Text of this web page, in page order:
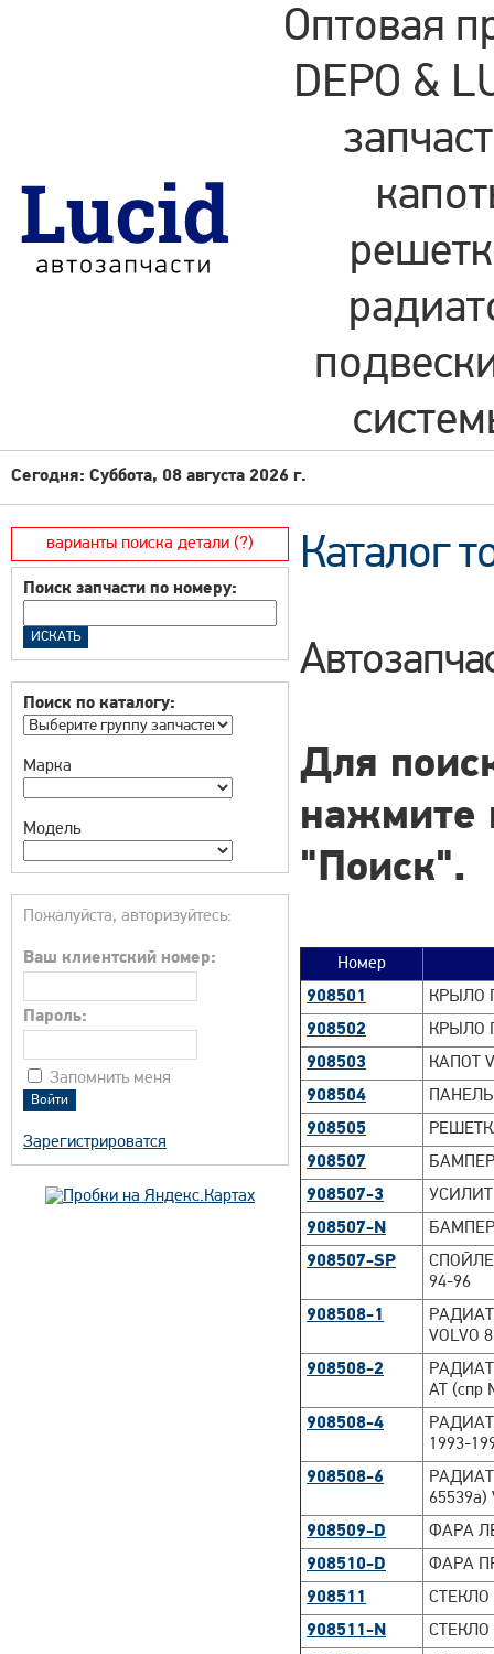
Оптовая
DEPO &
Сегодня: Суббота, 08 августа 2026 г.
варианты поиска детали (?)
Поиск запчасти по номеру:
Поиск по каталогу:
Марка
Модель
Пожалуйста, авторизуйтесь:
Ваш клиентский номер:
Пароль:
Запомнить меня
Зарегистрироватся
Каталог
Для
нажмите
"Поиск".
Номер
908501
КРЫЛО
908502
КРЫЛО
908503
КАПОТ
908504
908505
908507
БАМПЕР
908507-3
908507-N
БАМПЕР
908507-SP
94-96
908508-1
VOLVO
908508-2
AT (спр
908508-4
1993-
908508-6
65539a)
908509-D
ФАРА
908510-D
ФАРА
908511
СТЕКЛО
908511-N
СТЕКЛО